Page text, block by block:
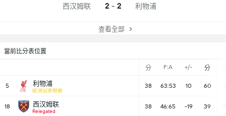
當前比分表位置
分 F:A +/- 分
5 利物浦
歐洲冠軍聯賽
38 63:53 10 60
18 西汉姆联
Relegated
38 46:65 -19 39
西汉姆联 2 - 2 利物浦
查看全部